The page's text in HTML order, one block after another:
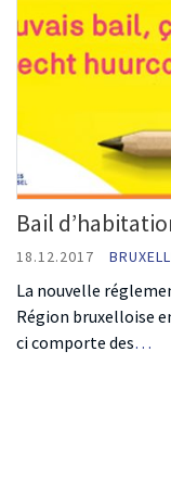
Bail
18.12.2017
La nouvelle
Région bruxelloise
ci comporte des…